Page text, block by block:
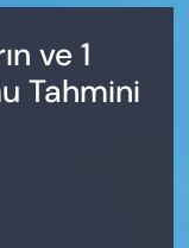
ve 1
Tahmini